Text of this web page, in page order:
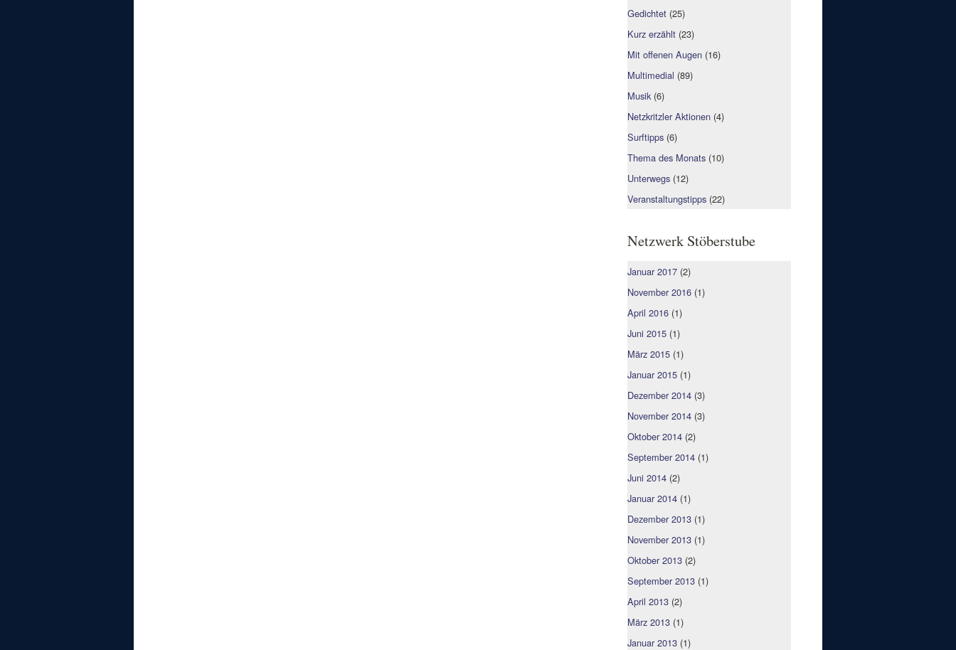
Gedichtet (25)
Kurz erzählt (23)
Mit offenen Augen (16)
Multimedial (89)
Musik(6)
Netzkritzler Aktionen (4)
Surftipps (6)
Thema des Monats (10)
Unterwegs (12)
Veranstaltungstipps (22)
Netzwerk Stöberstube
Januar 2017 (2)
November 2016 (1)
April 2016 (1)
Juni 2015 (1)
März 2015 (1)
Januar 2015 (1)
Dezember 2014 (3)
November 2014 (3)
Oktober 2014 (2)
September 2014 (1)
Juni 2014 (2)
Januar 2014 (1)
Dezember 2013 (1)
November 2013 (1)
Oktober 2013 (2)
September 2013 (1)
April 2013 (2)
März 2013 (1)
Januar 2013 (1)